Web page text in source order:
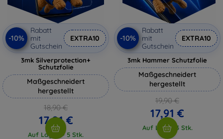
-10%
Rabatt
mit
Gutschein
EXTRA10
3mk Silverprotection+
Schutzfolie
Maßgeschneidert
hergestellt
18,90 €
17,01 €
Auf Lager > 5 Stk.
-10%
Rabatt
mit
Gutschein
EXTRA10
3mk Hammer Schutzfolie
Maßgeschneidert
hergestellt
19,90 €
17,91 €
Auf Lager 3 Stk.